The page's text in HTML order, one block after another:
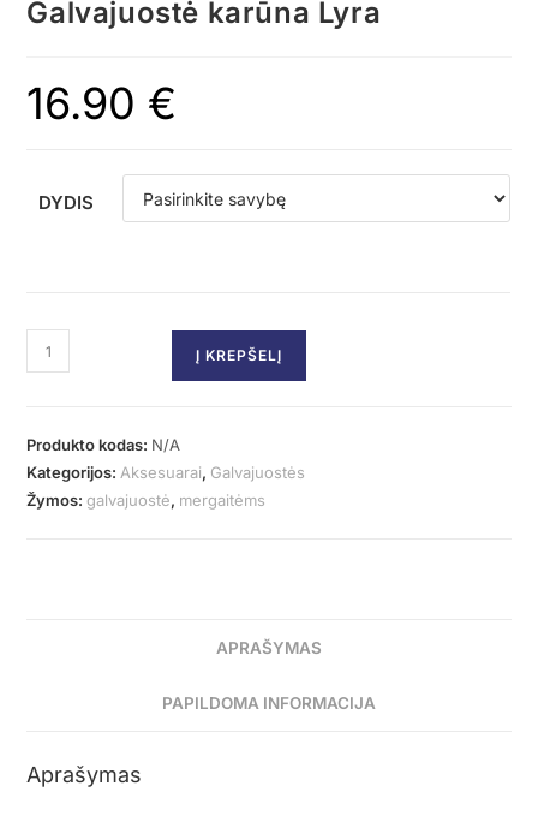
Galvajuostė karūna Lyra
16.90 €
DYDIS
Į KREPŠELĮ
Produkto kodas: N/A
Kategorijos: Aksesuarai, Galvajuostės
Žymos:galvajuostė, mergaitėms
APRAŠYMAS
PAPILDOMA INFORMACIJA
Aprašymas